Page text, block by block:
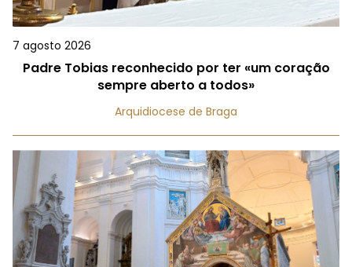
7 agosto 2026
Padre Tobias reconhecido por ter «um coração
sempre aberto a todos»
Arquidiocese de Braga